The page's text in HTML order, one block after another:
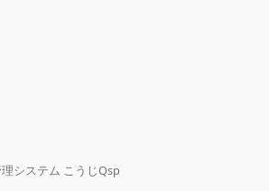
システム こうじQsp